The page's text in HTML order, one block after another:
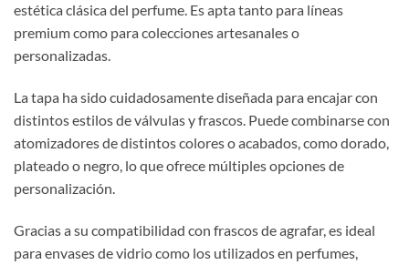
estética clásica del perfume. Es apta tanto para líneas
premium como para colecciones artesanales o
personalizadas.
La tapa ha sido cuidadosamente diseñada para encajar con
distintos estilos de válvulas y frascos. Puede combinarse con
atomizadores de distintos colores o acabados, como dorado,
plateado o negro, lo que ofrece múltiples opciones de
personalización.
Gracias a su compatibilidad con frascos de agrafar, es ideal
para envases de vidrio como los utilizados en perfumes,